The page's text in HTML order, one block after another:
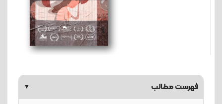
فهرست مطالب ▼